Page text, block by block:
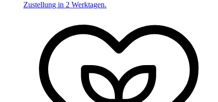
Zustellung in 2 Werktagen.